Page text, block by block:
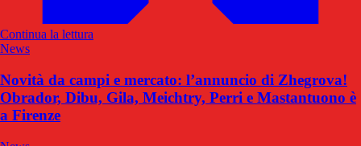
Continua la lettura
News
Novità da campi e mercato: l’annuncio di Zhegrova!
Obrador, Dibu, Gila, Meichtry, Perri e Mastantuono è
a Firenze